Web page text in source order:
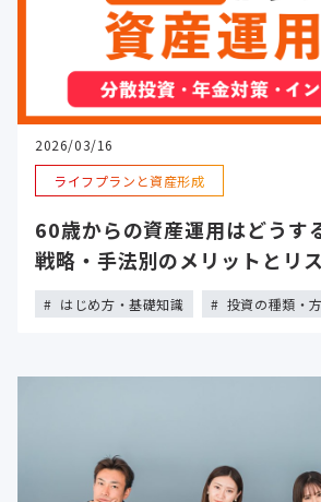
2026/03/16
ライフプランと資産形成
60歳からの資産運用はどうす
戦略・手法別のメリットとリ
はじめ方・基礎知識 投資の種類・